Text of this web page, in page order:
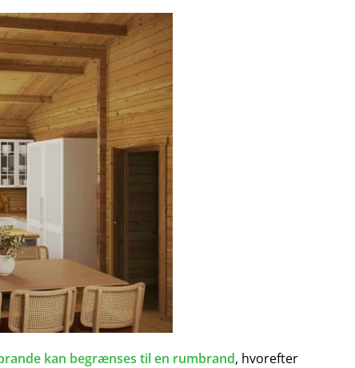
kan begrænses til en rumbrand, hvorefter